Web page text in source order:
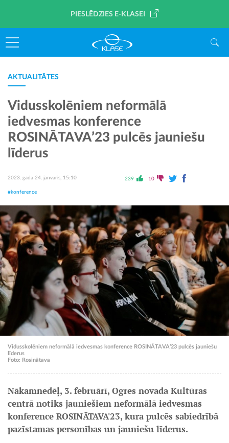
PIESLĒDZIES E-KLASEI
AKTUALITĀTES
Vidusskolēniem neformālā
iedvesmas konference
ROSINĀTAVA’23 pulcēs jauniešu
līderus
2023. gada 24. janvāris, 15:10 239 10
#konference
Vidusskolēniem neformālā iedvesmas konference ROSINĀTAVA’23 pulcēs jauniešu
līderus
Foto: Rosinātava
Nākamnedēļ, 3. februārī, Ogres novada Kultūras
centrā notiks jauniešiem neformālā iedvesmas
konference ROSINĀTAVA'23, kura pulcēs sabiedrībā
pazīstamas personības un jauniešu līderus.